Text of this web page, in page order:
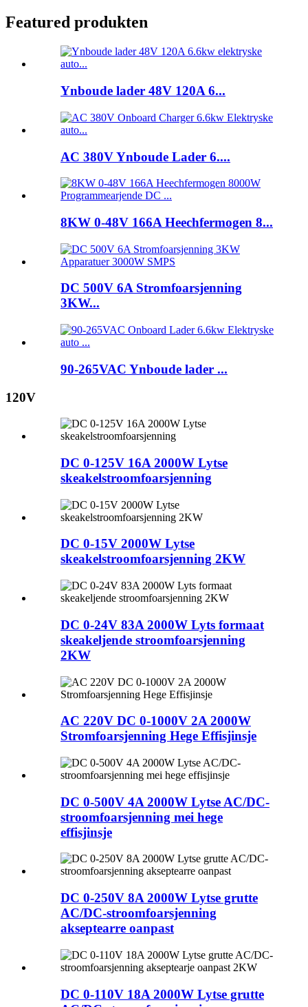
Featured produkten
Ynboude lader 48V 120A 6...
AC 380V Ynboude Lader 6....
8KW 0-48V 166A Heechfermogen 8...
DC 500V 6A Stromfoarsjenning
3KW...
90-265VAC Ynboude lader ...
120V
DC 0-125V 16A 2000W Lytse
skeakelstroomfoarsjenning
DC 0-15V 2000W Lytse
skeakelstroomfoarsjenning 2KW
DC 0-24V 83A 2000W Lyts formaat
skeakeljende stroomfoarsjenning
2KW
AC 220V DC 0-1000V 2A 2000W
Stromfoarsjenning Hege Effisjinsje
DC 0-500V 4A 2000W Lytse AC/DC-
stroomfoarsjenning mei hege
effisjinsje
DC 0-250V 8A 2000W Lytse grutte
AC/DC-stroomfoarsjenning
akseptearre oanpast
DC 0-110V 18A 2000W Lytse grutte